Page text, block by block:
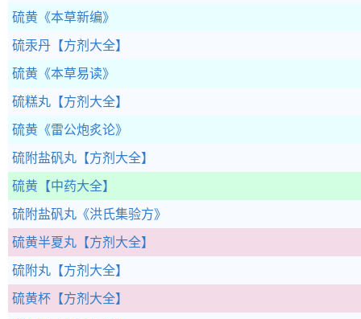
硫黄 《本草新编》
硫汞丹 【方剂大全】
硫黄 《本草易读》
硫糕丸 【方剂大全】
硫黄 《雷公炮炙论》
硫附盐矾丸 【方剂大全】
硫黄 【中药大全】
硫附盐矾丸 《洪氏集验方》
硫黄半夏丸 【方剂大全】
硫附丸 【方剂大全】
硫黄杯 【方剂大全】